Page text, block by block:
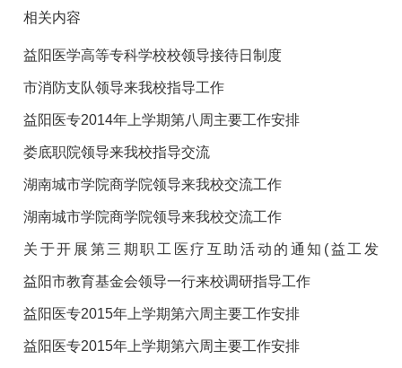
相关内容
益阳医学高等专科学校校领导接待日制度
市消防支队领导来我校指导工作
益阳医专2014年上学期第八周主要工作安排
娄底职院领导来我校指导交流
湖南城市学院商学院领导来我校交流工作
湖南城市学院商学院领导来我校交流工作
关于开展第三期职工医疗互助活动的通知(益工发
[2015]19号)
益阳市教育基金会领导一行来校调研指导工作
益阳医专2015年上学期第六周主要工作安排
益阳医专2015年上学期第六周主要工作安排